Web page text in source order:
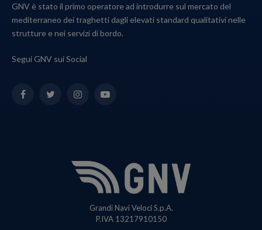
GNV è stato il primo operatore ad introdurre sul mercato del
mediterraneo dei traghetti dagli elevati standard qualitativi nelle
strutture e nei servizi di bordo.
Segui GNV sui Social
FacebookTwitterInstagramYouTube
Grandi Navi Veloci S.p.A.
P.IVA 13217910150